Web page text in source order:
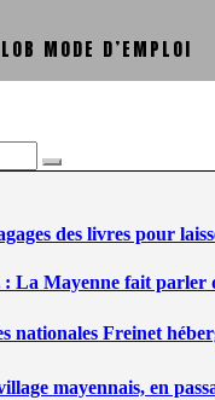
MODE D’EMPLOI
des livres pour
La Mayenne fait parler
nationales Freinet
mayennais, en